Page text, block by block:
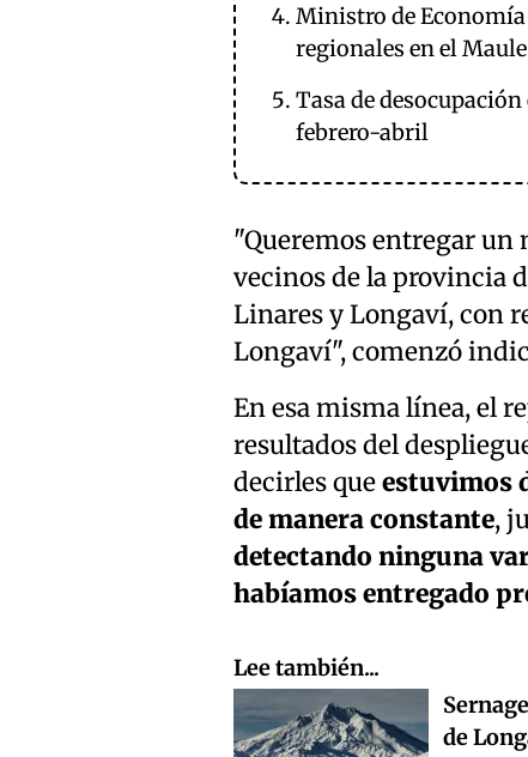
Ministro de
regionales en el Maule
Tasa de
febrero-abril
"Queremos entregar un
vecinos de la provincia
Linares y Longaví, con
Longaví", comenzó
En esa misma línea, el
resultados del
decirles queestuvimos
de manera constante,
detectando ninguna
habíamos entregado
Lee también...
de